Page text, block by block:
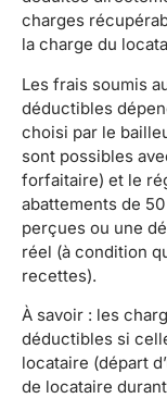
charges
la charge du
Les frais soumis
déductibles
choisi par le
sont possibles
forfaitaire) et le
abattements de
perçues ou une
réel (à condition
recettes).
À savoir : les
déductibles si
locataire (départ
de locataire